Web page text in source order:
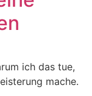
ich das tue,
mache.